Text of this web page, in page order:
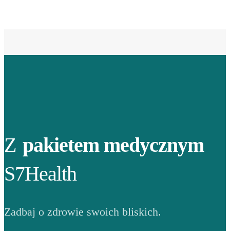
Z pakietem medycznym
S7Health
Zadbaj o zdrowie swoich bliskich.